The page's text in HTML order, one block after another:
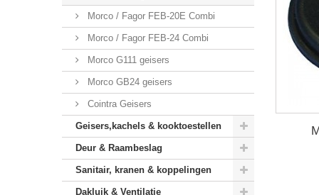
Morco / Fagor FEB-20E Combi
Morco / Fagor FEB-24 Combi
Morco G111 geisers
Morco GB24 geisers
Cointra Geisers
Geisers,kachels & kooktoestellen
Deur & Raambeslag
Sanitair, kranen & koppelingen
Dakluik & Ventilatie